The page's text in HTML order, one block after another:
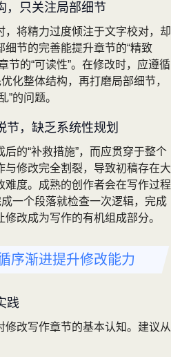
，只关注局部细节
将精力过度倾注于文字校对，却
节的完善能提升章节的“精致
节的“可读性”。在修改时，应遵循
化整体结构，再打磨局部细节，
”的问题。
节，缺乏系统性规划
的“补救措施”，而应贯穿于整个
与修改完全割裂，导致初稿存在大
难度。成熟的创作者会在写作过程
一个段落就检查一次逻辑，完成
改成为写作的有机组成部分。
序渐进提升修改能力
践
修改写作章节的基本认知。建议从